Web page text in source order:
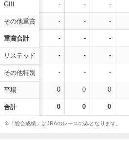
GIII
その他重賞
重賞合計
リステッド
その他特別
平場
合計
- - -
- - -
- - -
- - -
- - -
0 0 0
0 0 0
※「総合成績」はJRAのレースのみとなります。